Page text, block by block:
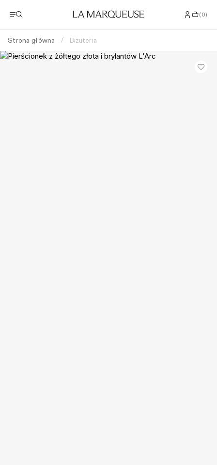
(0)
Strona główna / Biżuteria